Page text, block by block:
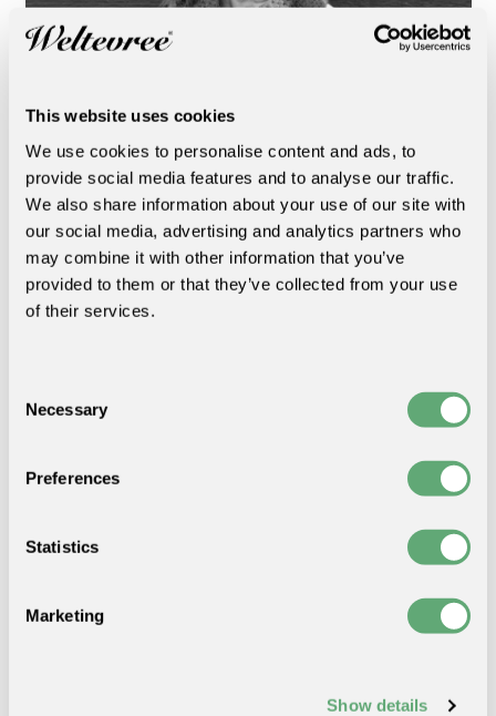
This website uses cookies
We use cookies to personalise content and ads, to
provide social media features and to analyse our traffic.
We also share information about your use of our site with
our social media, advertising and analytics partners who
may combine it with other information that you’ve
provided to them or that they’ve collected from your use
of their services.
Selection
Necessary
Preferences
Statistics
Marketing
Show details
Andrea Engelman